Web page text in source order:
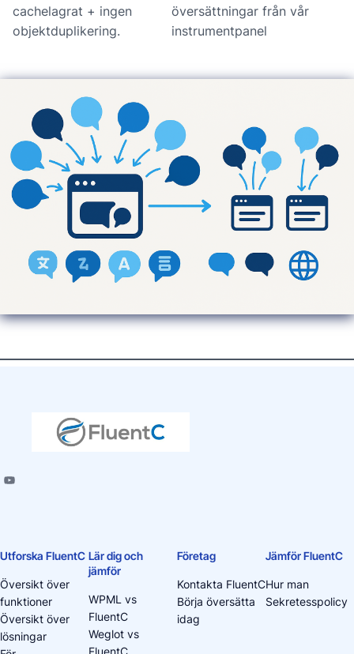
cachelagrat + ingen
objektduplikering.
översättningar från vår
instrumentpanel
Utforska FluentC
Översikt över
funktioner
Översikt över
lösningar
Lär dig och
jämför
WPML vs
FluentC
Weglot vs
Företag
Kontakta FluentC
Börja översätta
idag
Jämför FluentC
Hur man
Sekretesspolicy